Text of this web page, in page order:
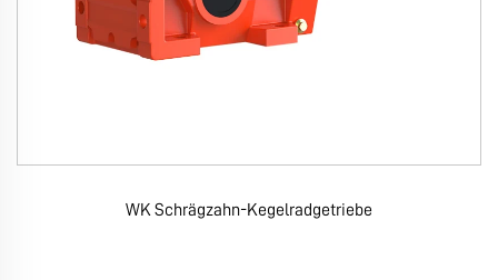
WK Schrägzahn-Kegelradgetriebe